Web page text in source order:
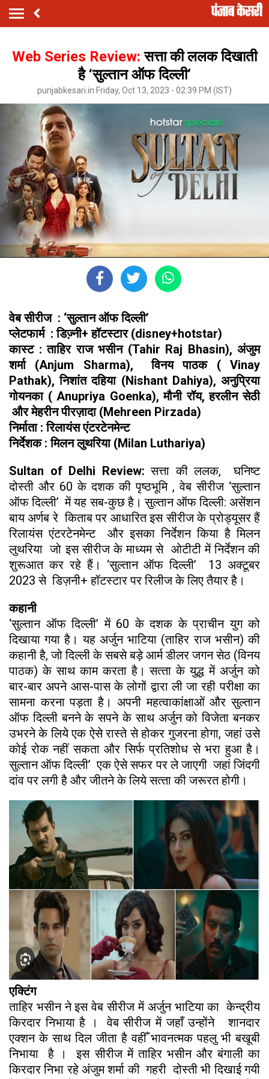
Web Series Review:सत्ता की ललक दिखाती
है ‘सुल्‍तान ऑफ दिल्‍ली’
punjabkesari.in Friday, Oct 13, 2023 - 02:39 PM (IST)
वेब सीरीज : ‘सुल्‍तान ऑफ दिल्‍ली’
प्लेटफार्म : डिज्‍़नी+ हॉटस्‍टार (disney+hotstar)
कास्ट : ताहिर राज भसीन (Tahir Raj Bhasin), अंजुम
शर्मा (Anjum Sharma), विनय पाठक ( Vinay
Pathak), निशांत दहिया (Nishant Dahiya), अनुप्रिया
गोयनका ( Anupriya Goenka), मौनी रॉय, हरलीन सेठी
और मेहरीन पीरज़ादा (Mehreen Pirzada)
निर्माता : रिलायंस एंटरटेनमेन्‍ट
निर्देशक : मिलन लुथरिया (Milan Luthariya)
Sultan of Delhi Review:सत्ता की ललक, घनिष्ट
दोस्‍ती और 60 के दशक की पृष्ठभूमि , वेब सीरीज ‘सुल्‍तान
ऑफ दिल्‍ली’ में यह सब-कुछ है। सुल्‍तान ऑफ दिल्‍ली: असेंशन
बाय अर्णब रे किताब पर आधारित इस सीरीज के प्रोड्यूसर हैं
रिलायंस एंटरटेनमेन्‍ट और इसका निर्देशन किया है मिलन
लुथरिया जो इस सीरीज के माध्‍यम से ओटीटी में निर्देशन की
शुरूआत कर रहे हैं। ‘सुल्‍तान ऑफ दिल्‍ली’ 13 अक्‍टूबर
2023 से डिज़नी+ हॉटस्‍टार पर रिलीज के लिए तैयार है।
कहानी
‘सुल्‍तान ऑफ दिल्ली’ में 60 के दशक के प्राचीन युग को
दिखाया गया है। य‍ह अर्जुन भाटिया (ताहिर राज भसीन) की
कहानी है, जो दिल्‍ली के सबसे बड़े आर्म डीलर जगन सेठ (विनय
पाठक) के साथ काम करता है। सत्‍ता के युद्ध में अर्जुन को
बार-बार अपने आस-पास के लोगों द्वारा ली जा रही परीक्षा का
सामना करना पड़ता है। अपनी महत्‍वाकांक्षाओं और सुल्‍तान
ऑफ दिल्‍ली बनने के सपने के साथ अर्जुन को विजेता बनकर
उभरने के लिये एक ऐसे रास्‍ते से होकर गुजरना होगा, जहां उसे
कोई रोक नहीं सकता और सिर्फ प्रतिशोध से भरा हुआ है।
सुल्‍तान ऑफ दिल्‍ली’ एक ऐसे सफर पर ले जाएगी जहां जिंदगी
दांव पर लगी है और जीतने के लिये सत्‍ता की जरूरत होगी।
एक्टिंग
ताहिर भसीन ने इस वेब सीरीज में अर्जुन भाटिया का केन्‍द्रीय
किरदार निभाया है । वेब सीरीज में जहाँ उन्होंने शानदार
एक्शन के साथ दिल जीता है वहीँ भावनत्मक पहलु भी बखूबी
निभाया है । इस सीरीज में ताहिर भसीन और बंगाली का
किरदार निभा रहे अंजुम शर्मा की गहरी दोस्‍ती भी दिखाई गयी